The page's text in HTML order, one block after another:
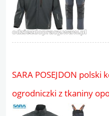
SARA POSEJDON
ogrodniczki z tkaniny